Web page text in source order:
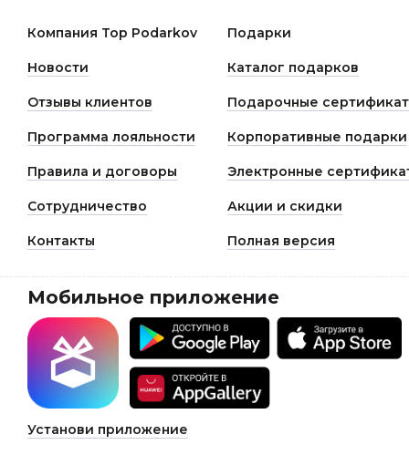
Компания Top Podarkov Подарки
Новости Каталог подарков
Отзывы клиентов Подарочные
Программа лояльности Корпоративные подарки
Правила и договоры Электронные
Сотрудничество Акции и скидки
Контакты Полная версия
Мобильное приложение
Установи приложение